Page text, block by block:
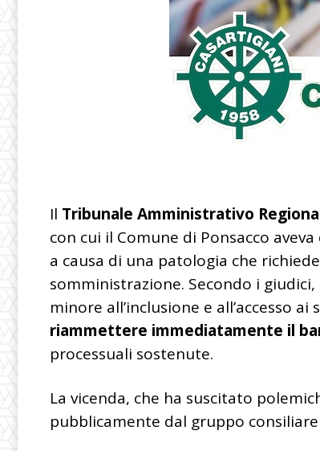
Il Tribunale Amministrativo
con cui il Comune di Ponsacco
a causa di una patologia che
somministrazione. Secondo i
minore all’inclusione e all’accesso
riammettere immediatamente il
processuali sostenute.
La vicenda, che ha suscitato
pubblicamente dal gruppo consiliare